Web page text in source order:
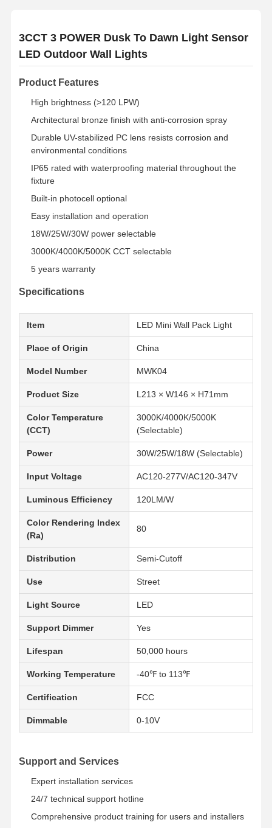
Casa Produtos
Controle De
Qualidade
Notícias
Falem Agora.
Luz de teto LED
Luz alta da baía do UFO do diodo emissor de luz
3CCT 3 POWER Dusk To Dawn Light Sensor
LED Outdoor Wall Lights
Product Features
High brightness (>120 LPW)
Architectural bronze finish with anti-corrosion spray
Durable UV-stabilized PC lens resists corrosion and
environmental conditions
IP65 rated with waterproofing material throughout the
fixture
Built-in photocell optional
Easy installation and operation
18W/25W/30W power selectable
3000K/4000K/5000K CCT selectable
5 years warranty
Specifications
Item LED Mini Wall Pack Light
Place of Origin China
Model Number MWK04
Product Size L213 × W146 × H71mm
Color Temperature
(CCT)
3000K/4000K/5000K
(Selectable)
Power 30W/25W/18W (Selectable)
Input Voltage AC120-277V/AC120-347V
Luminous Efficiency 120LM/W
Color Rendering Index
(Ra)
80
Distribution Semi-Cutoff
Use Street
Light Source LED
Support Dimmer Yes
Lifespan 50,000 hours
Working Temperature -40℉ to 113℉
Certification FCC
Dimmable 0-10V
Support and Services
Expert installation services
24/7 technical support hotline
Comprehensive product training for users and installers